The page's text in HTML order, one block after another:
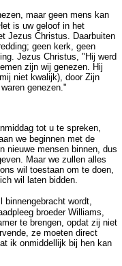
maar geen mens kan
is uw geloof in het
Jezus Christus. Daarbuiten
geen kerk, geen
Jezus Christus, "Hij werd
zijn wij genezen. Hij
niet kwalijk), door Zijn
genezen."
tot u te spreken,
we beginnen met de
nieuwe mensen binnen, dus
Maar we zullen alles
wil toestaan om te doen,
wil laten bidden.
wordt,
broeder Williams,
te brengen, opdat zij niet
ze moeten direct
ik onmiddellijk bij hen kan